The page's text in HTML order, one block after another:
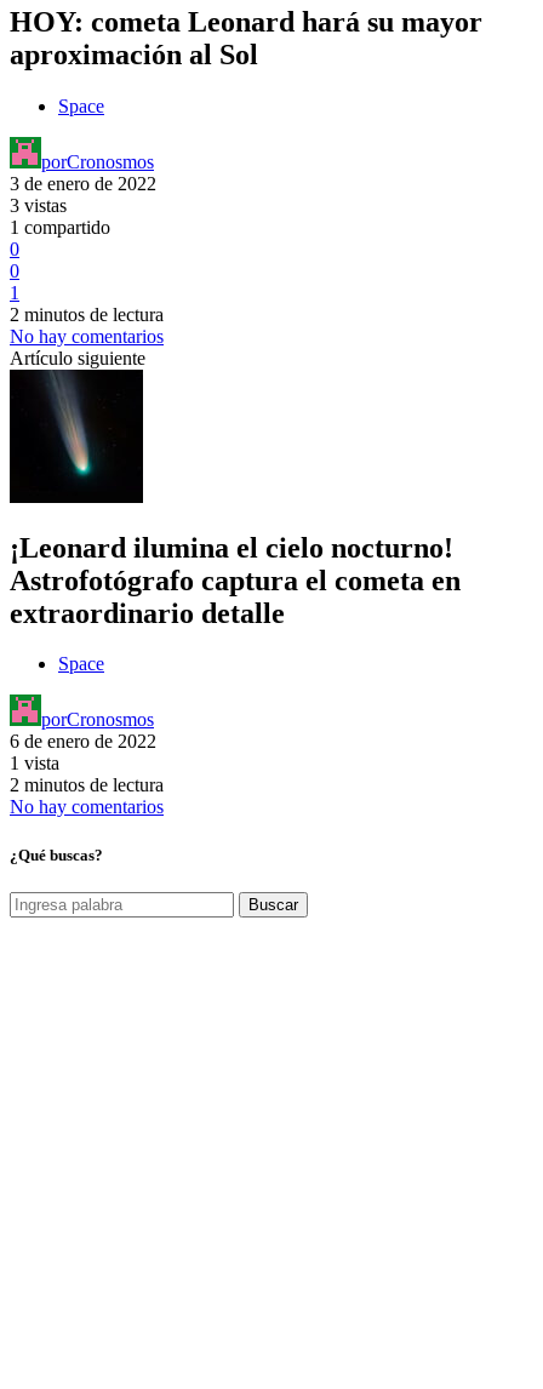
HOY: cometa Leonard hará su mayor
aproximación al Sol
Space
porCronosmos
3 de enero de 2022
3 vistas
1 compartido
0
0
1
2 minutos de lectura
No hay comentarios
Artículo siguiente
¡Leonard ilumina el cielo nocturno!
Astrofotógrafo captura el cometa en
extraordinario detalle
Space
porCronosmos
6 de enero de 2022
1 vista
2 minutos de lectura
No hay comentarios
¿Qué buscas?
Buscar